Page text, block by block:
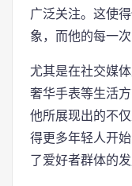
广泛关注。这使
象，而他的每一
尤其是在社交媒
奢华手表等生活
他所展现出的不
得更多年轻人开
了爱好者群体的发